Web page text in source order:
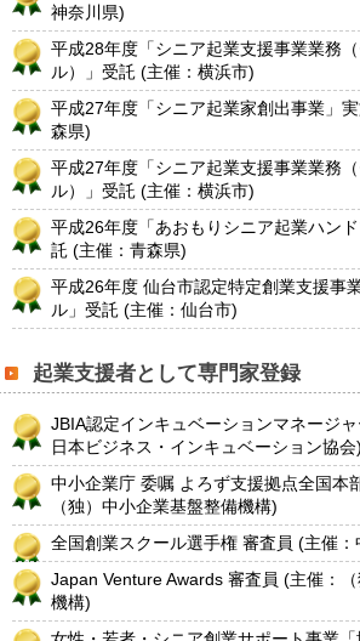
神奈川県)
平成28年度「シニア起業支援事業業務
ル）」受託 (主催：横浜市)
平成27年度「シニア起業家創出事業」
森県)
平成27年度「シニア起業支援事業業務
ル）」受託 (主催：横浜市)
平成26年度「あおもりシニア起業ハン
託 (主催：青森県)
平成26年度 仙台市認定特定創業支援事
ル」受託 (主催：仙台市)
起業支援者として専門家登録
JBIA認定インキュベーションマネージ
日本ビジネス・インキュベーション協会)
中小企業庁 委嘱 よろず支援拠点全国本
（独）中小企業基盤整備機構)
全国創業スクール選手権 審査員 (主催：
Japan Venture Awards 審査員 (主催：
機構)